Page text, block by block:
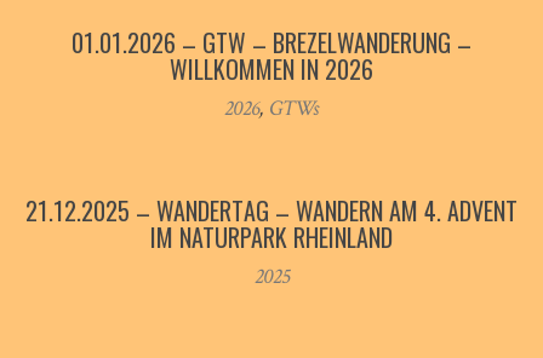
01.01.2026 – GTW – BREZELWANDERUNG –
WILLKOMMEN IN 2026
2026, GTWs
21.12.2025 – WANDERTAG – WANDERN AM 4. ADVENT
IM NATURPARK RHEINLAND
2025